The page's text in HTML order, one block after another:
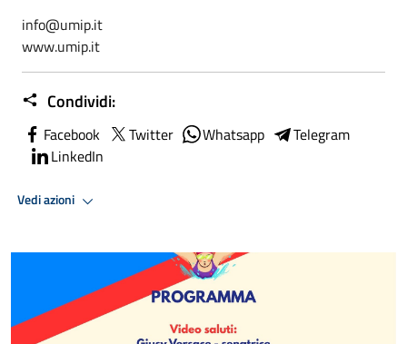
info@umip.it
www.umip.it
Condividi:
Facebook Twitter Whatsapp
Telegram
LinkedIn
Vedi azioni